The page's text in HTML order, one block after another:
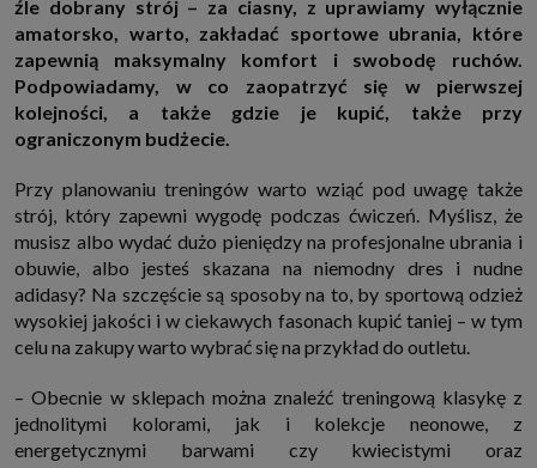
http://www.sagier.pl/
Jeżeli wyrazisz zgodę, o którą wyżej prosimy, administratorami Twoich
danych osobowych będą także nasi Zaufani Partnerzy. Listę Zaufanych
Partnerów możesz sprawdzić w każdym momencie na stronie naszej
polityki prywatności
i tam też zmodyfikować lub cofnąć swoje zgody.
Podstawa i cel przetwarzania
Twoje dane przetwarzamy w następujących celach:
1. Jeśli zawieramy z Tobą umowę o realizację danej usługi (np. usługi
zapewniającej Ci możliwość zapoznania się z jednym z naszych serwisów
w oparciu o treść regulaminu tego serwisu), to możemy przetwarzać
Twoje dane w zakresie niezbędnym do realizacji tej umowy.
2. Zapewnianie bezpieczeństwa usługi (np. sprawdzenie, czy do Twojego
konta nie loguje się nieuprawniona osoba), dokonanie pomiarów
statystycznych, ulepszanie naszych usług i dopasowanie ich do potrzeb i
wygody użytkowników (np. personalizowanie treści w usługach), jak
również prowadzenie marketingu i promocji własnych usług (np. jeśli
interesujesz się motoryzacją i oglądasz artykuły w biznesistyl.pl lub na
dotyczącą artykułu w serwisie biznesistyl.pl/automoto. Takie
przetwarzanie danych to realizacja naszych prawnie uzasadnionych
interesów.
3. Za Twoją zgodą usługi marketingowe dostarczą Ci nasi Zaufani
źle dobrany strój – za ciasny, z uprawiamy wyłącznie
amatorsko, warto, zakładać sportowe ubrania, które
zapewnią maksymalny komfort i swobodę ruchów.
Podpowiadamy, w co zaopatrzyć się w pierwszej
kolejności, a także gdzie je kupić, także przy
ograniczonym budżecie.
Przy planowaniu treningów warto wziąć pod uwagę także
strój, który zapewni wygodę podczas ćwiczeń. Myślisz, że
musisz albo wydać dużo pieniędzy na profesjonalne ubrania i
obuwie, albo jesteś skazana na niemodny dres i nudne
adidasy? Na szczęście są sposoby na to, by sportową odzież
wysokiej jakości i w ciekawych fasonach kupić taniej – w tym
celu na zakupy warto wybrać się na przykład do outletu.
– Obecnie w sklepach można znaleźć treningową klasykę z
jednolitymi kolorami, jak i kolekcje neonowe, z
energetycznymi barwami czy kwiecistymi oraz